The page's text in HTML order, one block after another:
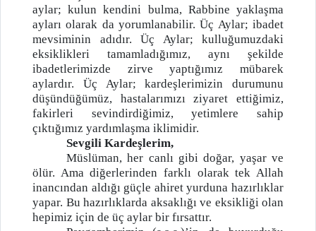
aylar; kulun kendini bulma, Rabbine yaklaşma
ayları olarak da yorumlanabilir. Üç Aylar; ibadet
mevsiminin adıdır. Üç Aylar; kulluğumuzdaki
eksiklikleri tamamladığımız, aynı şekilde
ibadetlerimizde zirve yaptığımız mübarek
aylardır. Üç Aylar; kardeşlerimizin durumunu
düşündüğümüz, hastalarımızı ziyaret ettiğimiz,
fakirleri sevindirdiğimiz, yetimlere sahip
çıktığımız yardımlaşma iklimidir.
Sevgili Kardeşlerim,
Müslüman, her canlı gibi doğar, yaşar ve
ölür. Ama diğerlerinden farklı olarak tek Allah
inancından aldığı güçle ahiret yurduna hazırlıklar
yapar. Bu hazırlıklarda aksaklığı ve eksikliği olan
hepimiz için de üç aylar bir fırsattır.